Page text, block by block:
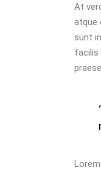
At
atque
sunt
facilis